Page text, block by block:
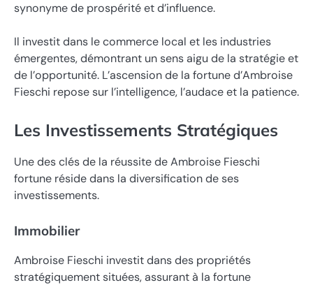
synonyme de prospérité et d’influence.
Il investit dans le commerce local et les industries
émergentes, démontrant un sens aigu de la stratégie et
de l’opportunité. L’ascension de la fortune d’Ambroise
Fieschi repose sur l’intelligence, l’audace et la patience.
Les Investissements Stratégiques
Une des clés de la réussite de Ambroise Fieschi
fortune réside dans la diversification de ses
investissements.
Immobilier
Ambroise Fieschi investit dans des propriétés
stratégiquement situées, assurant à la fortune